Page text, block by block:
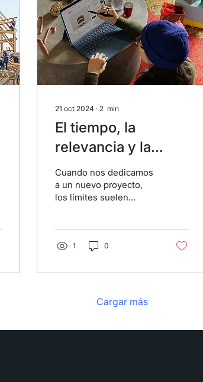
21 oct 2024 ∙ 2 min
El tiempo, la
relevancia y la
constancia, tres
claves para
emprender
Cuando nos dedicamos
a un nuevo proyecto,
los límites suelen
algo más para...
1 0
Cargar más